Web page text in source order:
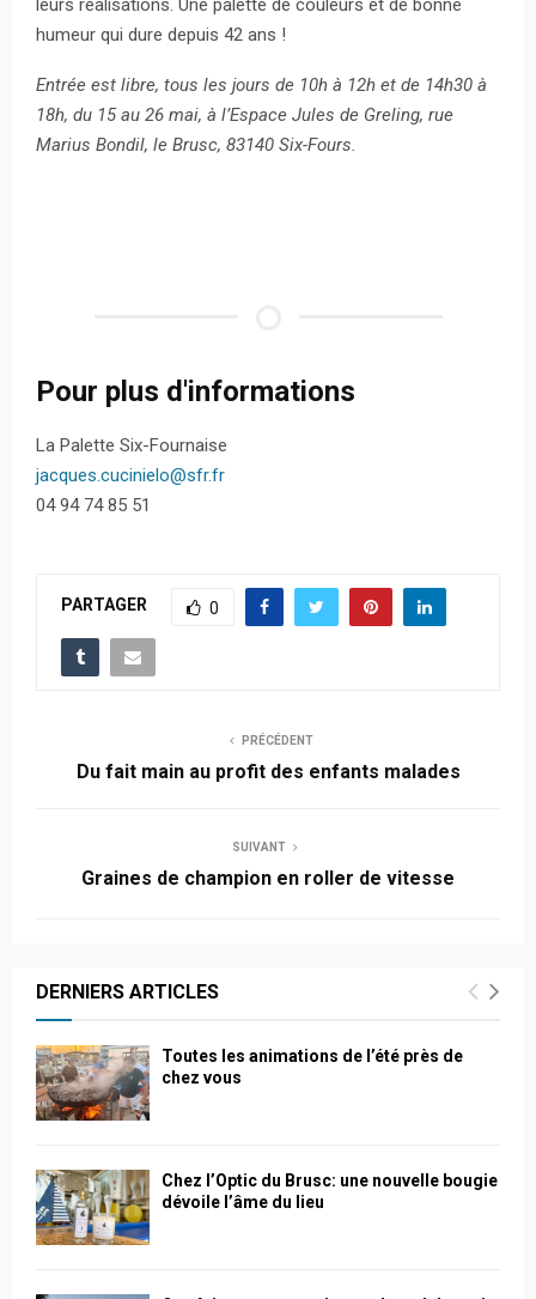
leurs réalisations. Une palette de couleurs et de bonne
humeur qui dure depuis 42 ans !
Entrée est libre, tous les jours de 10h à 12h et de 14h30 à
18h, du 15 au 26 mai, à l’Espace Jules de Greling, rue
Marius Bondil, le Brusc, 83140 Six-Fours.
Pour plus d'informations
La Palette Six-Fournaise
jacques.cucinielo@sfr.fr
04 94 74 85 51
PARTAGER 0
PRÉCÉDENT
Du fait main au profit des enfants malades
SUIVANT
Graines de champion en roller de vitesse
DERNIERS ARTICLES
Toutes les animations de l’été près de
chez vous
Chez l’Optic du Brusc: une nouvelle bougie
dévoile l’âme du lieu